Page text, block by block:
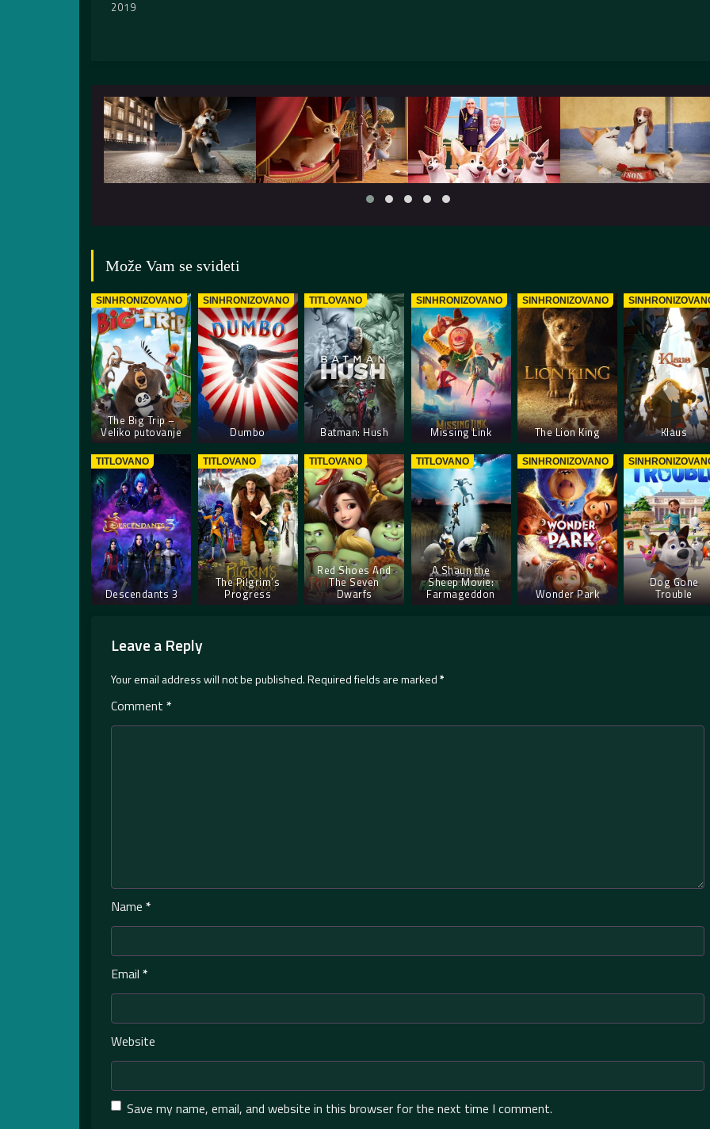
2019
Može Vam se svideti
SINHRONIZOVANO
The Big Trip –
Veliko putovanje
SINHRONIZOVANO
Dumbo
TITLOVANO
Batman: Hush
SINHRONIZOVANO
Missing Link
SINHRONIZOVANO
The Lion King Klaus
TITLOVANO
Descendants 3
TITLOVANO
The Pilgrim’s
Progress
TITLOVANO
Red Shoes And
The Seven
Dwarfs
TITLOVANO
A Shaun the
Sheep Movie:
Farmageddon
SINHRONIZOVANO
Wonder Park
Dog Gone
Trouble
Leave a Reply
Your email address will not be published.Required fields are marked*
Comment *
Name *
Email *
Website
Save my name, email, and website in this browser for the next time I comment.